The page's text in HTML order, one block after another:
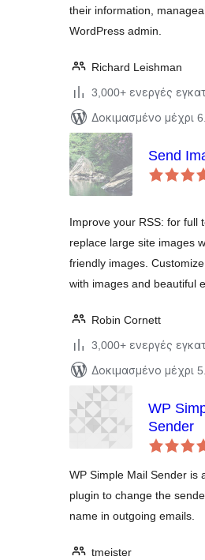
their information,
WordPress admin.
Richard Leishman
3,000+ ενεργές
Δοκιμασμένο μέχρι
Send
Improve your RSS: for full
replace large site images
friendly images.
with images and beautiful
Robin Cornett
3,000+ ενεργές
Δοκιμασμένο μέχρι
WP
Sender
WP Simple Mail Sender is
plugin to change the
name in outgoing emails.
tmeister